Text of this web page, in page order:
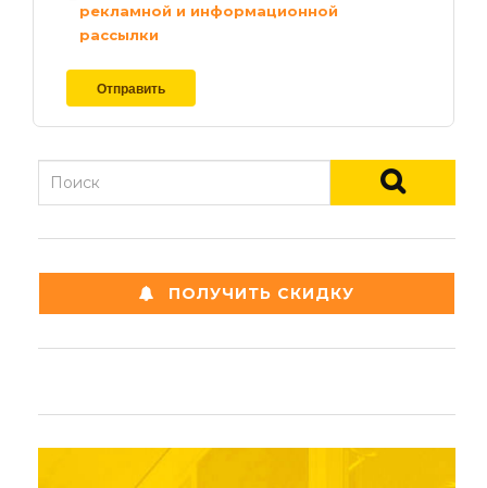
рекламной и информационной
рассылки
ПОЛУЧИТЬ СКИДКУ